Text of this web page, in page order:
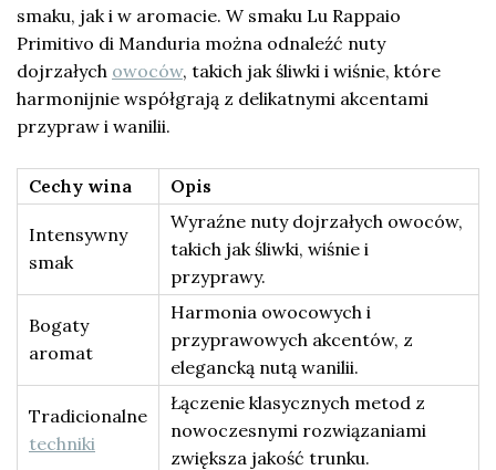
smaku, jak i w aromacie. W smaku Lu Rappaio
Primitivo di Manduria można odnaleźć nuty
dojrzałych owoców, takich jak śliwki i wiśnie, które
harmonijnie współgrają z delikatnymi akcentami
przypraw i wanilii.
Cechy wina Opis
Intensywny
smak
Wyraźne nuty dojrzałych owoców,
takich jak śliwki, wiśnie i
przyprawy.
Bogaty
aromat
Harmonia owocowych i
przyprawowych akcentów, z
elegancką nutą wanilii.
Tradicionalne
techniki
Łączenie klasycznych metod z
nowoczesnymi rozwiązaniami
zwiększa jakość trunku.